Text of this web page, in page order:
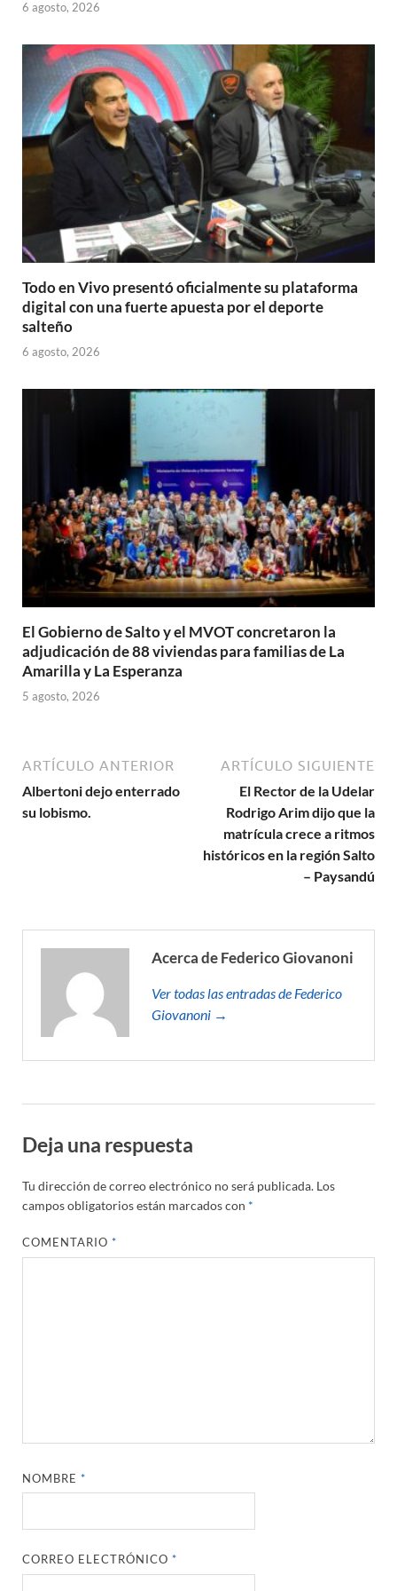
6 agosto, 2026
Todo en Vivo presentó oficialmente su plataforma
digital con una fuerte apuesta por el deporte
salteño
6 agosto, 2026
El Gobierno de Salto y el MVOT concretaron la
adjudicación de 88 viviendas para familias de La
Amarilla y La Esperanza
5 agosto, 2026
ARTÍCULO ANTERIOR
Albertoni dejo enterrado
su lobismo.
ARTÍCULO SIGUIENTE
El Rector de la Udelar
Rodrigo Arim dijo que la
matrícula crece a ritmos
históricos en la región Salto
– Paysandú
Acerca de Federico Giovanoni
Ver todas las entradas de Federico
Giovanoni →
Deja una respuesta
Tu dirección de correo electrónico no será publicada. Los
campos obligatorios están marcados con *
COMENTARIO*
NOMBRE*
CORREO ELECTRÓNICO*